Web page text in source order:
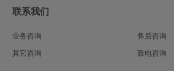
联系我们
业务咨询
售后咨询
其它咨询
致电咨询